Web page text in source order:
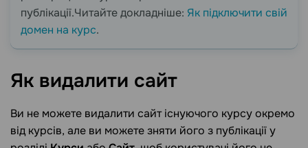
публікації.Читайте докладніше: Як підключити свій
домен на курс.
Як видалити сайт
Ви не можете видалити сайт існуючого курсу окремо
від курсів, але ви можете зняти його з публікації у